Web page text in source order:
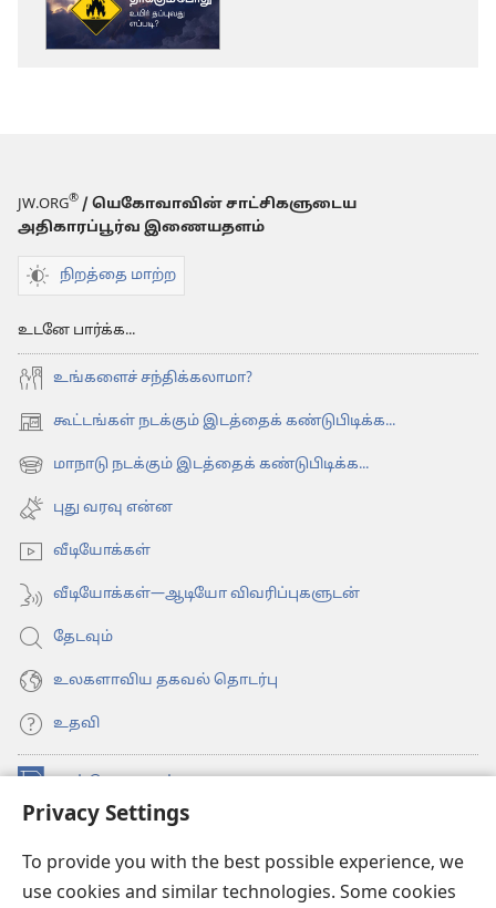
Privacy Settings
To provide you with the best possible experience, we
use cookies and similar technologies. Some cookies
JW.ORG® / யெகோவாவின் சாட்சிகளுடைய
அதிகாரப்பூர்வ இணையதளம்
நிறத்தை மாற்ற
உடனே பார்க்க...
உங்களைச் சந்திக்கலாமா?
கூட்டங்கள் நடக்கும் இடத்தைக் கண்டுபிடிக்க...
(opens
new மாநாடு நடக்கும் இடத்தைக் கண்டுபிடிக்க...
(opens
new
window)
புது வரவு என்ன
வீடியோக்கள்
வீடியோக்கள்—ஆடியோ விவரிப்புகளுடன்
தேடவும்
உலகளாவிய தகவல் தொடர்பு
உதவி
நன்கொடைகள்
new
(opens
JW Hub®